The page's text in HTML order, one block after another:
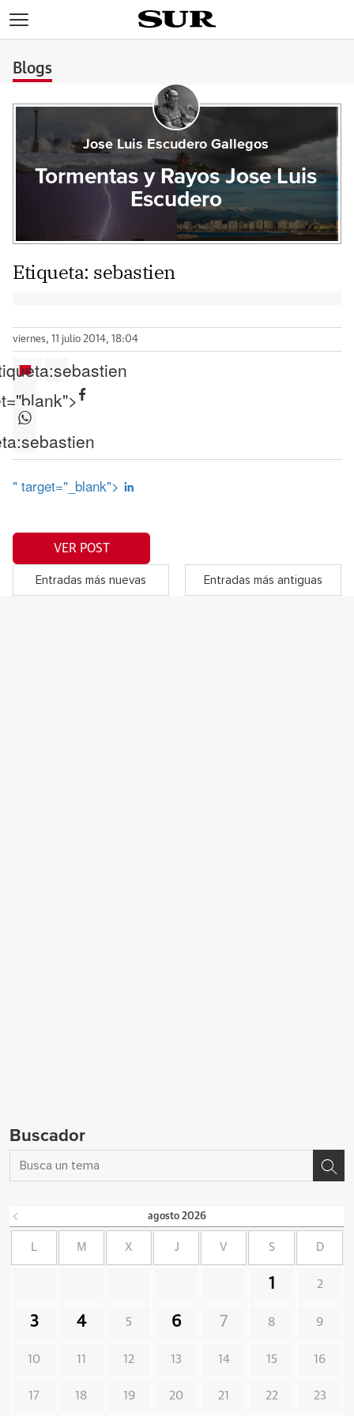
Blogs
Jose Luis Escudero Gallegos
Tormentas y Rayos Jose Luis
Escudero
Etiqueta: sebastien
viernes, 11 julio 2014, 18:04
sebastien
sebastien
" target="_blank">
VER POST
Entradas más nuevas Entradas más antiguas
Buscador
agosto 2026
L M X J V S D
1 2
3 4 5 6 7 8 9
10 11 12 13 14 15 16
17 18 19 20 21 22 23